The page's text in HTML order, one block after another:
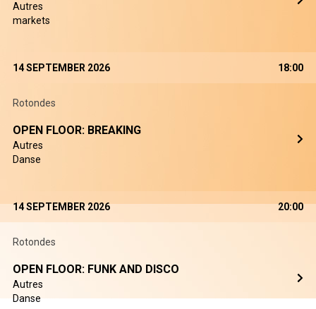
Autres
markets
14 SEPTEMBER 2026 18:00
Rotondes
OPEN FLOOR: BREAKING
Autres
Danse
14 SEPTEMBER 2026 20:00
Rotondes
OPEN FLOOR: FUNK AND DISCO
Autres
Danse